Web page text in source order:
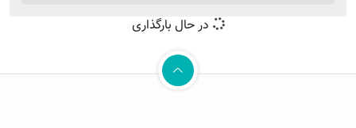
در حال بارگذاری